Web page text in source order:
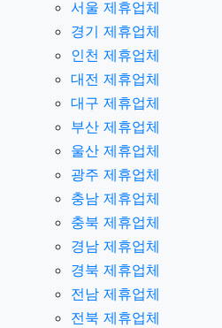
서울 제휴업체
경기 제휴업체
인천 제휴업체
대전 제휴업체
대구 제휴업체
부산 제휴업체
울산 제휴업체
광주 제휴업체
충남 제휴업체
충북 제휴업체
경남 제휴업체
경북 제휴업체
전남 제휴업체
전북 제휴업체